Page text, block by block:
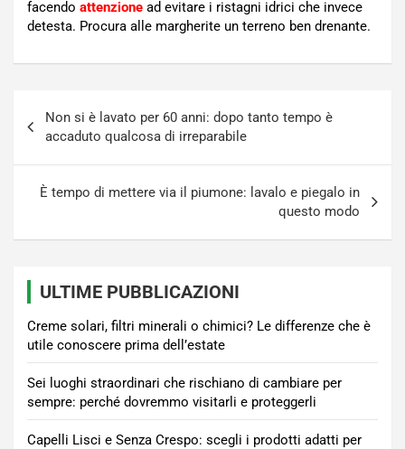
facendo attenzione ad evitare i ristagni idrici che invece
detesta. Procura alle margherite un terreno ben drenante.
articoli
Non si è lavato per 60 anni: dopo tanto tempo è
accaduto qualcosa di irreparabile
È tempo di mettere via il piumone: lavalo e piegalo in
questo modo
ULTIME PUBBLICAZIONI
Creme solari, filtri minerali o chimici? Le differenze che è
utile conoscere prima dell’estate
Sei luoghi straordinari che rischiano di cambiare per
sempre: perché dovremmo visitarli e proteggerli
Capelli Lisci e Senza Crespo: scegli i prodotti adatti per